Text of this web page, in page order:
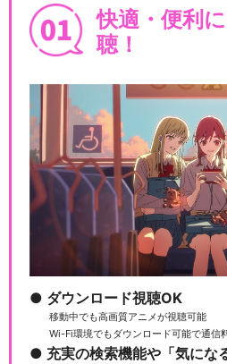
きか
ズ
きか
ズ17
きか
ズ18
快適・便利
聴！
ダウンロード視聴OK
移動中でも高画質アニメが視聴可能
Wi-Fi環境でもダウンロード可能で通信
充実の検索機能や「気にな